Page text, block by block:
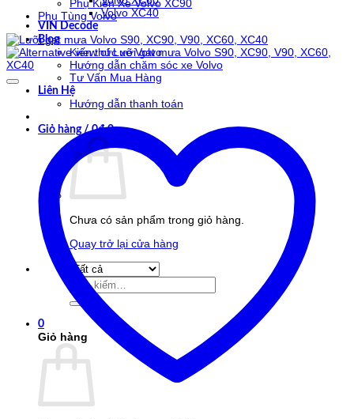
Volvo XC40
VIN Decode
Blog
Kiến thức xe Volvo
Hướng dẫn chăm sóc xe Volvo
Tư Vấn Mua Hàng
Liên Hệ
Hướng dẫn thanh toán
Giỏ hàng /0₫ 0
Chưa có sản phẩm trong giỏ hàng.
Quay trở lại cửa hàng
Tìm
kiếm:
0
Giỏ hàng
Phụ Kiện Xe Volvo XC90
Phụ Tùng Volvo